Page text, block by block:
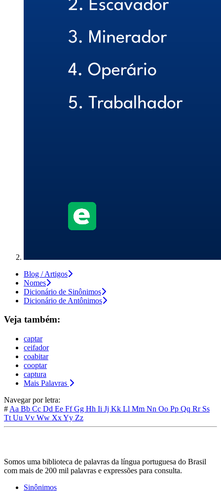
Blog / Artigos
Nomes
Dicionário de Sinônimos
Dicionário de Antônimos
Veja também:
captar
ceifador
coabitar
cooptar
captura
Mais Palavras
Navegar por letra:
# Aa Bb Cc Dd Ee FfGg Hh Ii Jj Kk Ll Mm Nn Oo Pp Qq Rr Ss
Tt Uu Vv Ww XxYy Zz
Somos uma biblioteca de palavras da língua portuguesa do Brasil
com mais de 200 mil palavras e expressões para consulta.
Sinônimos